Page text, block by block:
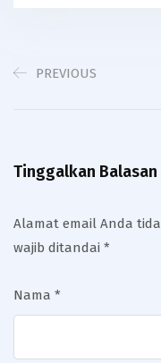
PREVIOUS
Tinggalkan Balasan
Alamat email Anda
wajib ditandai *
Nama *